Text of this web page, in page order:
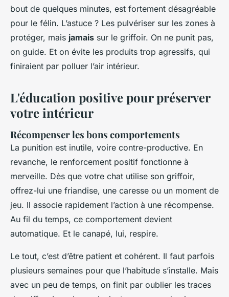
bout de quelques minutes, est fortement désagréable
pour le félin. L’astuce ? Les pulvériser sur les zones à
protéger, mais jamais sur le griffoir. On ne punit pas,
on guide. Et on évite les produits trop agressifs, qui
finiraient par polluer l’air intérieur.
L'éducation positive pour préserver
votre intérieur
Récompenser les bons comportements
La punition est inutile, voire contre-productive. En
revanche, le renforcement positif fonctionne à
merveille. Dès que votre chat utilise son griffoir,
offrez-lui une friandise, une caresse ou un moment de
jeu. Il associe rapidement l’action à une récompense.
Au fil du temps, ce comportement devient
automatique. Et le canapé, lui, respire.
Le tout, c’est d’être patient et cohérent. Il faut parfois
plusieurs semaines pour que l’habitude s’installe. Mais
avec un peu de temps, on finit par oublier les traces